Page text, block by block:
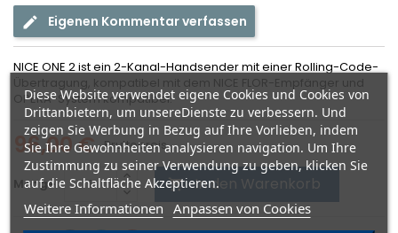
Eigenen Kommentar verfassen
NICE ONE 2 ist ein 2-Kanal-Handsender mit einer Rolling-Code-
Übertragung, kompatibel mit dem NICE FLOR-Empfänger und
OPERA-System kompatibel.
96,00 € Bruttopreis
Menge  In den Warenkorb
Diese Website verwendet eigene Cookies und Cookies von
Drittanbietern, um unsereDienste zu verbessern. Und
zeigen Sie Werbung in Bezug auf Ihre Vorlieben, indem
Sie Ihre Gewohnheiten analysieren navigation. Um Ihre
Zustimmung zu seiner Verwendung zu geben, klicken Sie
auf die Schaltfläche Akzeptieren.
Weitere Informationen Anpassen von Cookies